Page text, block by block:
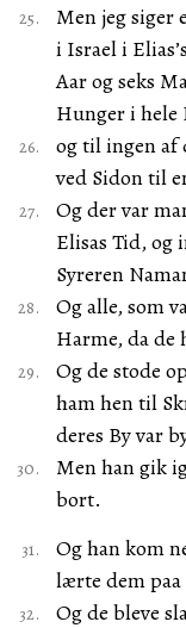
Men jeg siger
i Israel i
Aar og seks
Hunger i hele
og til ingen af
ved Sidon til
Og der var
Elisas Tid, og
Syreren
Og alle, som
Harme, da de
Og de stode
ham hen til
deres By var
Men han gik
bort.
Og han kom
lærte dem paa
Og de bleve